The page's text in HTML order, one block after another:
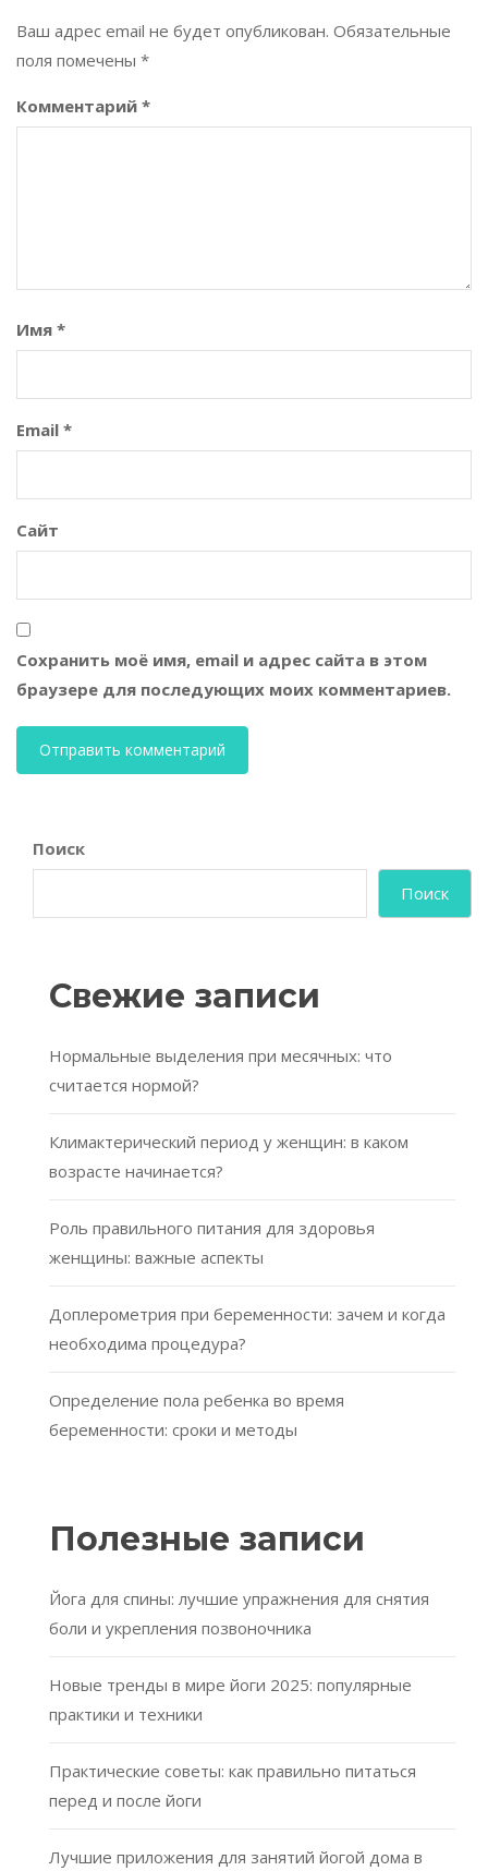
Ваш адрес email не будет опубликован. Обязательные
поля помечены *
Комментарий *
Имя *
Email *
Сайт
Сохранить моё имя, email и адрес сайта в этом
браузере для последующих моих комментариев.
Поиск
Поиск
Свежие записи
Нормальные выделения при месячных: что
считается нормой?
Климактерический период у женщин: в каком
возрасте начинается?
Роль правильного питания для здоровья
женщины: важные аспекты
Доплерометрия при беременности: зачем и когда
необходима процедура?
Определение пола ребенка во время
беременности: сроки и методы
Полезные записи
Йога для спины: лучшие упражнения для снятия
боли и укрепления позвоночника
Новые тренды в мире йоги 2025: популярные
практики и техники
Практические советы: как правильно питаться
перед и после йоги
Лучшие приложения для занятий йогой дома в